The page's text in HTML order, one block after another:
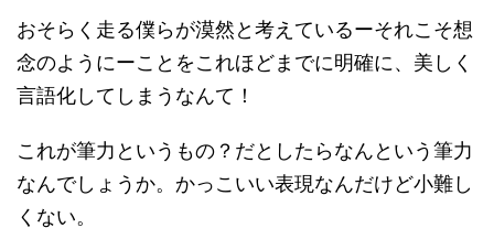
おそらく走る僕らが漠然と考えているーそれこそ想
念のようにーことをこれほどまでに明確に、美しく
言語化してしまうなんて！
これが筆力というもの？だとしたらなんという筆力
なんでしょうか。かっこいい表現なんだけど小難し
くない。